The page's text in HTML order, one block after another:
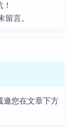
言。
邀您在文章下方